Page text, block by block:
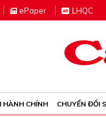
ePaper LHQC
HÀNH CHÍNH CHUYỂN ĐỔI